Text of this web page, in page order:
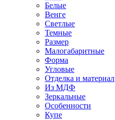
Белые
Венге
Светлые
Темные
Размер
Малогабаритные
Форма
Угловые
Отделка и материал
Из МДФ
Зеркальные
Особенности
Купе